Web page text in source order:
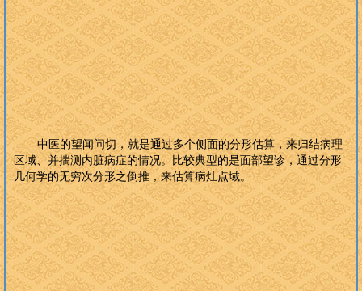
中医的望闻问切，就是通过多个侧面的分形估算，来归结病理
区域、并揣测内脏病症的情况。比较典型的是面部望诊，通过分形
几何学的无穷次分形之倒推，来估算病灶点域。